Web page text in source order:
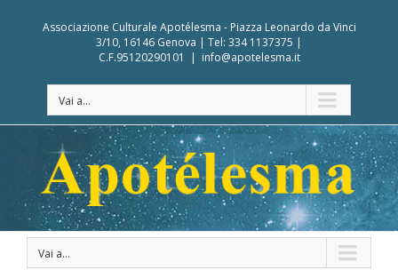
Associazione Culturale Apotélesma - Piazza Leonardo da Vinci
3/10, 16146 Genova | Tel: 334 1137375 |
C.F.95120290101
| info@apotelesma.it
Vai a...
Vai a...